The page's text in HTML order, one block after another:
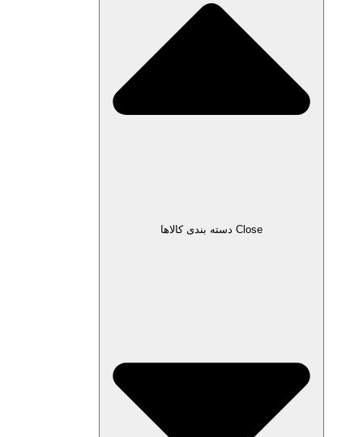
Close دسته بندی کالاها